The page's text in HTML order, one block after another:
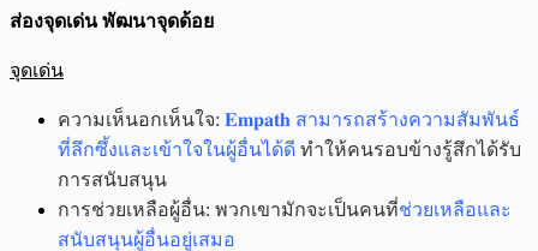
ส่องจุดเด่น พัฒนาจุดด้อย
จุดเด่น
ความเห็นอกเห็นใจ: 𝐄𝐦𝐩𝐚𝐭𝐡 สามารถสร้างความสัมพันธ์
ที่ลึกซึ้งและเข้าใจในผู้อื่นได้ดี ทำให้คนรอบข้างรู้สึกได้รับ
การสนับสนุน
การช่วยเหลือผู้อื่น: พวกเขามักจะเป็นคนที่ช่วยเหลือและ
สนับสนุนผู้อื่นอยู่เสมอ